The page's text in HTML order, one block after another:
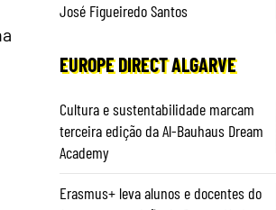
José Figueiredo Santos
EUROPE DIRECT ALGARVE
Cultura e sustentabilidade marcam
terceira edição da Al-Bauhaus Dream
Academy
Erasmus+ leva alunos e docentes do